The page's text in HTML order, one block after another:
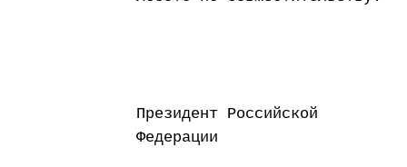
Президент Российской
Федерации